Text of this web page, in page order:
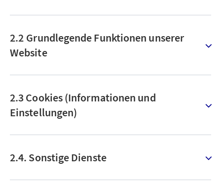
2.2 Grundlegende Funktionen unserer
Website
2.3 Cookies (Informationen und
Einstellungen)
2.4. Sonstige Dienste